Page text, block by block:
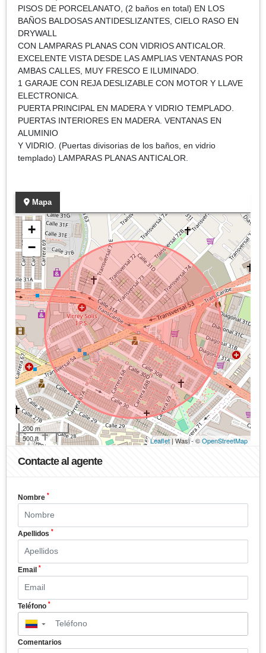
PISOS DE PORCELANATO, (2 baños en total) EN LOS
BAÑOS BALDOSAS ANTIDESLIZANTES, CIELO RASO EN
DRYWALL
CON LAMPARAS PLANAS CON VIDRIOS ANTICALOR.
EXCELENTE VISTA DESDE LAS AMPLIAS VENTANAS POR
AMBAS CALLES, MUY FRESCO E ILUMINADO.
1 GARAJE CON REJA DESLIZABLE CON MOTOR Y LLAVE
ELECTRONICA.
PUERTA PRINCIPAL EN MADERA Y VIDRIO TEMPLADO.
PUERTAS INTERIORES EN MADERA. VENTANAS EN
ALUMINIO
Y VIDRIO. (Puertas divisorias de los baños, en vidrio
templado) LAMPARAS PLANAS ANTICALOR.
Mapa
+
−
200 m
500 ft
Leaflet| Wasi - ©OpenStreetMap
Contacte al agente
Nombre *
Apellidos *
Email *
Teléfono *
▼
Comentarios